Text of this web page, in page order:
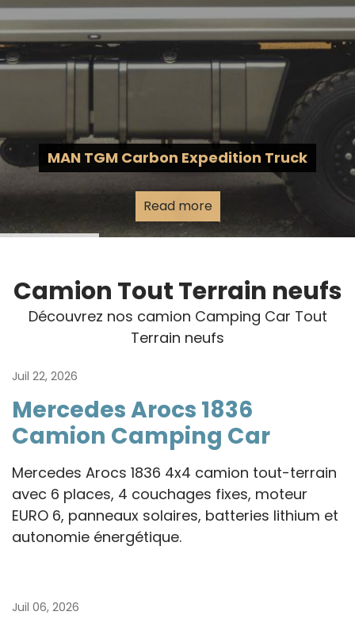
MAN TGM Carbon Expedition Truck
Read more
Camion Tout Terrain neufs
Découvrez nos camion Camping Car Tout
Terrain neufs
Juil 22, 2026
Mercedes Arocs 1836
Camion Camping Car
Mercedes Arocs 1836 4x4 camion tout-terrain
avec 6 places, 4 couchages fixes, moteur
EURO 6, panneaux solaires, batteries lithium et
autonomie énergétique.
Juil 06, 2026